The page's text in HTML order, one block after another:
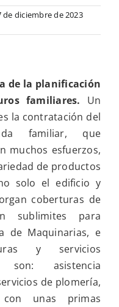
de diciembre de 2023
de la planificación
familiares. Un
la contratación del
familiar, que
muchos esfuerzos,
de productos
solo el edificio y
coberturas de
sublimites para
de Maquinarias, e
y servicios
son: asistencia
de plomería,
unas primas